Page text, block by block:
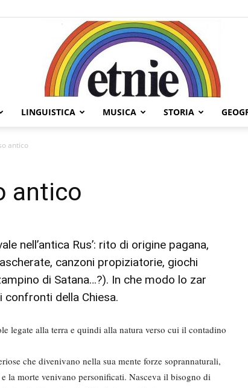
LINGUISTICA MUSICA STORIA
antico
antico
nell’antica Rus’: rito di origine pagana,
canzoni propiziatorie, giochi
di Satana…?). In che modo lo zar
della Chiesa.
legate alla terra e quindi alla natura verso cui il contadi­no
che divenivano nel­la sua mente forze soprannaturali,
la morte venivano perso­nificati. Nasceva il bisogno di